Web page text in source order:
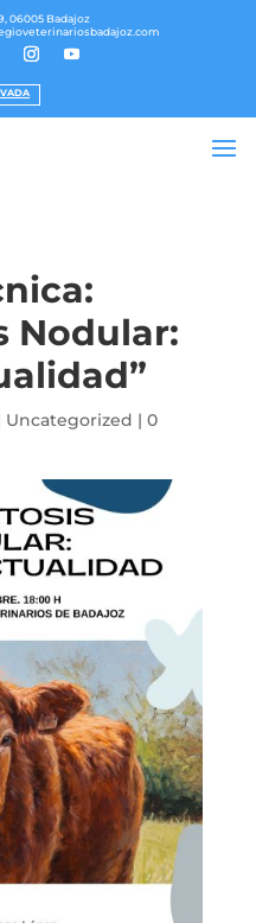
06005 Badajoz
Nodular:
Uncategorized | 0